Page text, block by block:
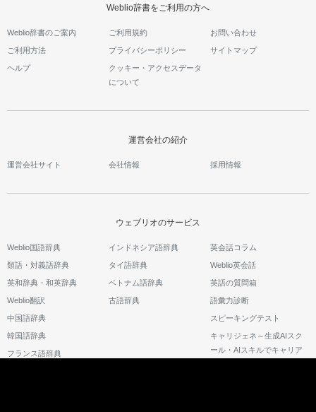
Weblio辞書をご利用の方へ
Weblio辞書のご案内 ご利用規約 お問い合わせ
ご利用方法 プライバシーポリシー サイトマップ
ヘルプ
クッキー・アクセスデータ
について
運営会社の紹介
運営会社サイト 会社情報 採用情報
ウェブリオのサービス
Weblio国語辞典
類語・対義語辞典
英和辞典・和英辞典
Weblio翻訳
中国語辞典
韓国語辞典
フランス語辞典
インドネシア語辞典
タイ語辞典
ベトナム語辞典
古語辞典
英会話コラム
Weblio英会話
英語の質問箱
語彙力診断
スピーキングテスト
キャリジェネ～生成AIスク
ール・AIスキルでキャリア